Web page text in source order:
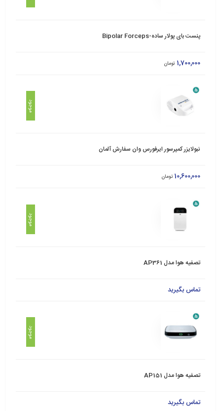
پنست بای پولار ساده-Bipolar Forceps
1,700,000 تومان
موجود
نبولایزر کمپرسور ایرفورس وان سفارش آلمان
10,600,000 تومان
موجود
تصفیه‌ هوا مدل AP361
تماس بگیرید
موجود
تصفیه هوا مدل AP151
تماس بگیرید